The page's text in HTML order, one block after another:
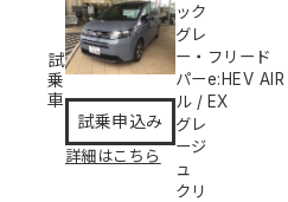
試
乗
車
試乗申込み
詳細はこちら
ック
グレ
ー・
パー
ル/
グレ
ージ
ュ
フリード
e:HEV AIR
EX
クリ